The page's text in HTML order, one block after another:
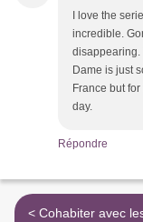
I love the
incredible.
disappearing.
Dame is just
France but
day.
Répondre
< Cohabiter avec les Loups